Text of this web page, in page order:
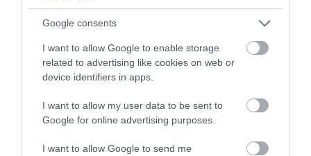
Google consents
I want to allow Google to enable storage
related to advertising like cookies on web or
device identifiers in apps.
I want to allow my user data to be sent to
Google for online advertising purposes.
I want to allow Google to send me